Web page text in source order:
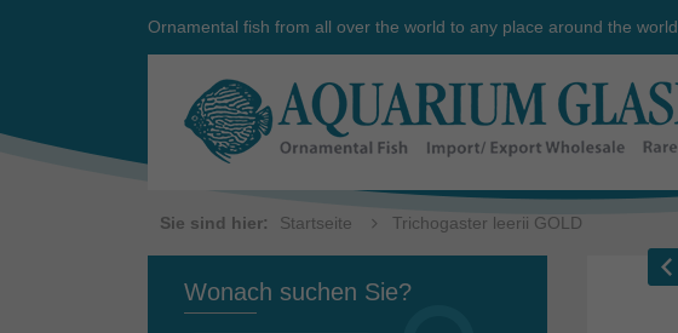
Ornamental fish from all over the world to any place around the world
Sie sind hier: Startseite Trichogaster leerii GOLD
Wonach suchen Sie?